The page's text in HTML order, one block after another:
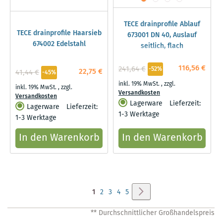
TECE drainprofile Haarsieb
674002 Edelstahl
22,75 €
41,44 € -45%
inkl. 19% MwSt.,zzgl.
Versandkosten
Lagerware
Lieferzeit:
1-3 Werktage
In den Warenkorb
TECE drainprofile Ablauf
673001 DN 40, Auslauf
seitlich, flach
116,56 €
241,64 € -52%
inkl. 19% MwSt.,zzgl.
Versandkosten
Lagerware
Lieferzeit:
1-3 Werktage
In den Warenkorb
Sie
lesen
1 Seite
2 Seite
3 Seite
4 Seite
5
** Durchschnittlicher Großhandelspreis